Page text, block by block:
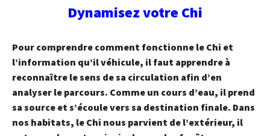
Dynamisez votre Chi
Pour comprendre comment fonctionne le Chi et
l’information qu’il véhicule, il faut apprendre à
reconnaître le sens de sa circulation afin d’en
analyser le parcours. Comme un cours d’eau, il prend
sa source et s’écoule vers sa destination finale. Dans
nos habitats, le Chi nous parvient de l’extérieur, il